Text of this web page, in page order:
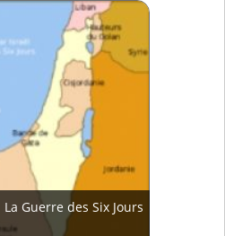
La Guerre des Six Jours